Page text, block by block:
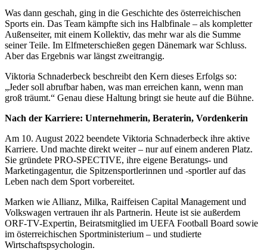
Was dann geschah, ging in die Geschichte des österreichischen
Sports ein. Das Team kämpfte sich ins Halbfinale – als kompletter
Außenseiter, mit einem Kollektiv, das mehr war als die Summe
seiner Teile. Im Elfmeterschießen gegen Dänemark war Schluss.
Aber das Ergebnis war längst zweitrangig.
Viktoria Schnaderbeck beschreibt den Kern dieses Erfolgs so:
„Jeder soll abrufbar haben, was man erreichen kann, wenn man
groß träumt.“ Genau diese Haltung bringt sie heute auf die Bühne.
Nach der Karriere: Unternehmerin, Beraterin, Vordenkerin
Am 10. August 2022 beendete Viktoria Schnaderbeck ihre aktive
Karriere. Und machte direkt weiter – nur auf einem anderen Platz.
Sie gründete PRO-SPECTIVE, ihre eigene Beratungs- und
Marketingagentur, die Spitzensportlerinnen und -sportler auf das
Leben nach dem Sport vorbereitet.
Marken wie Allianz, Milka, Raiffeisen Capital Management und
Volkswagen vertrauen ihr als Partnerin. Heute ist sie außerdem
ORF-TV-Expertin, Beiratsmitglied im UEFA Football Board sowie
im österreichischen Sportministerium – und studierte
Wirtschaftspsychologin.